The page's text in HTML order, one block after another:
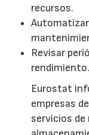
recursos.
Revisar
rendimiento.
Eurostat
empresas
servicios de